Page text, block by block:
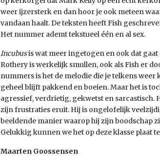
weer ijzersterk en dan hoor je ook meteen
vandaan haalt. De teksten heeft Fish
Het nummer ademt tekstueel één en al sex.
Incubusis wat meer ingetogen en ook dat
Rothery is werkelijk smullen, ook als Fish er
nummers is het de melodie die je telkens
geheel blijft pakkend en boeien. Maar het is
agressief, verdrietig, gekwetst en
zijn frustraties eruit. Hij is ongelofelijk
beeldende manier waarop hij zijn boodschap
Gelukkig kunnen we het op deze klasse plaat
Maarten Goossensen